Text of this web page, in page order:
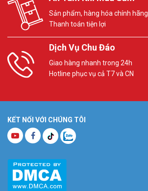
Sản phẩm, hàng hóa chính hãng
Thanh toán tiện lợi
Dịch Vụ Chu Đáo
Giao hàng nhanh trong 24h
Hotline phục vụ cả T7 và CN
KẾT NỐI VỚI CHÚNG TÔI